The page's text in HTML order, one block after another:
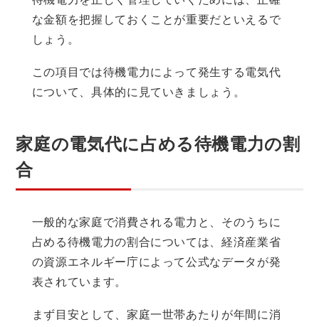
な金額を把握しておくことが重要だといえるで
しょう。
この項目では待機電力によって発生する電気代
について、具体的に見ていきましょう。
家庭の電気代に占める待機電力の割
合
一般的な家庭で消費される電力と、そのうちに
占める待機電力の割合については、経済産業省
の資源エネルギー庁によって公式なデータが発
表されています。
まず目安として、家庭一世帯あたりが年間に消